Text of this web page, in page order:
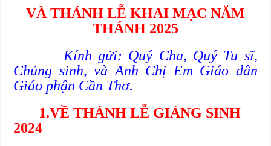
VÀ THÁNH LỄ KHAI MẠC NĂM
THÁNH 2025
Kính gửi: Quý Cha, Quý Tu sĩ,
Chủng sinh, và Anh Chị Em Giáo dân
Giáo phận Cần Thơ.
1.VỀ THÁNH LỄ GIÁNG SINH
2024